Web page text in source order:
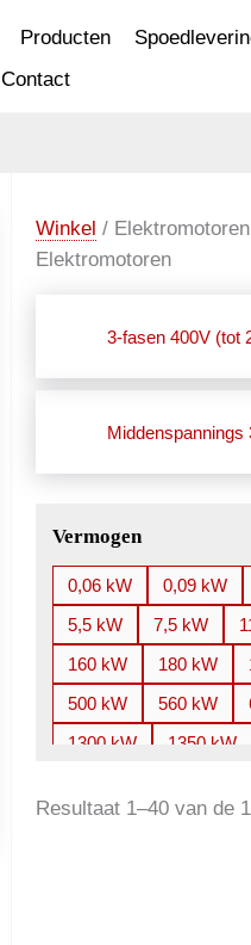
Producten
Contact
Winkel / Elektromotoren
Elektromotoren
3-fasen 400V (tot
Middenspannings
Vermogen
0,06 kW 0,09 kW
5,5 kW
7,5 kW
160 kW
180 kW
500 kW
560 kW
1300 kW
1350 kW
3700 kW
3750 kW
Resultaat 1–40 van de